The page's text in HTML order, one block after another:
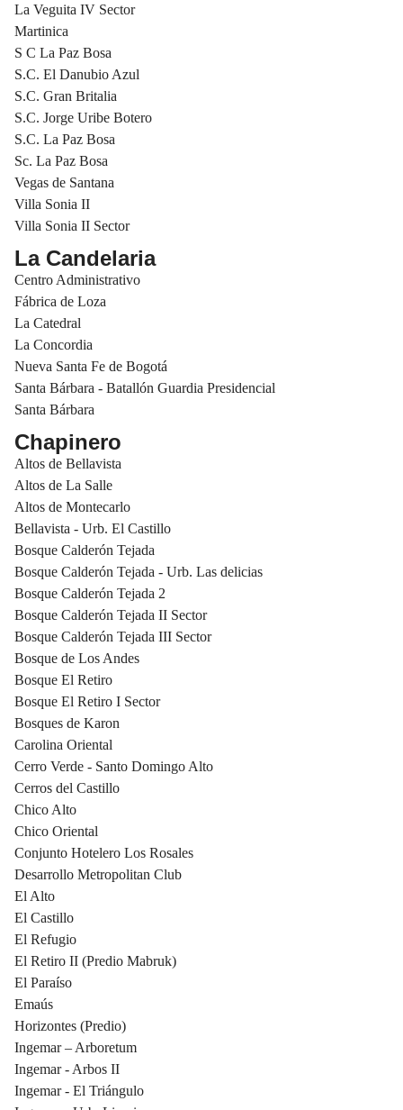
La Veguita IV Sector
Martinica
S C La Paz Bosa
S.C. El Danubio Azul
S.C. Gran Britalia
S.C. Jorge Uribe Botero
S.C. La Paz Bosa
Sc. La Paz Bosa
Vegas de Santana
Villa Sonia II
Villa Sonia II Sector
La Candelaria
Centro Administrativo
Fábrica de Loza
La Catedral
La Concordia
Nueva Santa Fe de Bogotá
Santa Bárbara - Batallón Guardia Presidencial
Santa Bárbara
Chapinero
Altos de Bellavista
Altos de La Salle
Altos de Montecarlo
Bellavista - Urb. El Castillo
Bosque Calderón Tejada
Bosque Calderón Tejada - Urb. Las delicias
Bosque Calderón Tejada 2
Bosque Calderón Tejada II Sector
Bosque Calderón Tejada III Sector
Bosque de Los Andes
Bosque El Retiro
Bosque El Retiro I Sector
Bosques de Karon
Carolina Oriental
Cerro Verde - Santo Domingo Alto
Cerros del Castillo
Chico Alto
Chico Oriental
Conjunto Hotelero Los Rosales
Desarrollo Metropolitan Club
El Alto
El Castillo
El Refugio
El Retiro II (Predio Mabruk)
El Paraíso
Emaús
Horizontes (Predio)
Ingemar – Arboretum
Ingemar - Arbos II
Ingemar - El Triángulo